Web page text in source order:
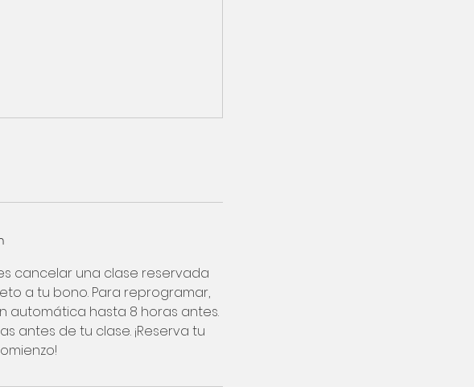
cancelar una clase reservada
a tu bono. Para reprogramar,
automática hasta 8 horas antes.
antes de tu clase. ¡Reserva tu